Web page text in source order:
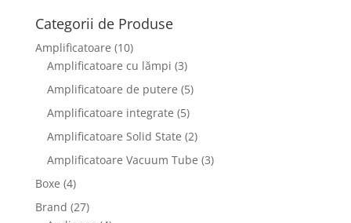
Categorii de Produse
Amplificatoare (10)
Amplificatoare cu lămpi (3)
Amplificatoare de putere (5)
Amplificatoare integrate (5)
Amplificatoare Solid State (2)
Amplificatoare Vacuum Tube (3)
Boxe (4)
Brand (27)